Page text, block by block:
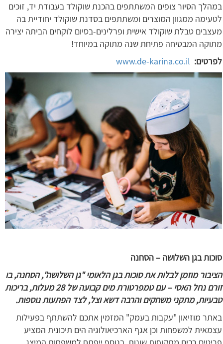
במהלך הסיור צופים המשתתפים בהכנת שוקולד בעבודת יד, זוכים
לטעימה ממגוון המוצרים ומשתתפים בסדנת שוקולד יחודיית בה
מעצבים טבלת שוקולד אישית ופרלינים-בסיום לוקחים הביתה יצירה
מתוקה המבטיחה פתיחת שנה מתוקה במיוחד!
לפרטים: www.de-karina.co.il
סוכות בגן השלושה – הסחנה
הציבור מוזמן לבלות את סוכות בגן הלאומי "גן השלושה", הסחנה, בו
זורם נחל האסי – עם טמפרטורת מים קבועה של 28 מעלות, בריכות
טבעיות, מתקני משחקים והרבה דשא וצל, לצד הפתעות נוספות.
באתר מוזיאון "עקבות בעמק" המזמין אתכם להשתתף בפעילות
עצמאית למשפחות וכן אגף הארכיאולוגיה הים תיכונית המציע